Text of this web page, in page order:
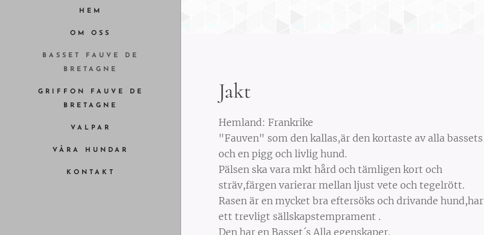
HEM
OM OSS
BASSET FAUVE DE
BRETAGNE
GRIFFON FAUVE DE
BRETAGNE
VALPAR
VÅRA HUNDAR
KONTAKT
Jakt
Hemland: Frankrike
"Fauven" som den kallas,är den kortaste av alla bassets
och en pigg och livlig hund.
Pälsen ska vara mkt hård och tämligen kort och
sträv,färgen varierar mellan ljust vete och tegelrött.
Rasen är en mycket bra eftersöks och drivande hund,har
ett trevligt sällskapstemprament .
Den har en Basset´s Alla egenskaper.